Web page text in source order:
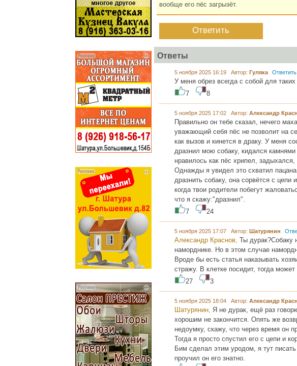
вообще его пёс загрызёт.
Ответить
Ответы
5 ноября 2025 16:19 Автор: Гуляка Ответить
У меня обрез всегда с собой для
7
8
5 ноября 2025 17:02 Автор: Александр
Правильно он тебе сказал, нечего
уважающий себя пёс не позволит на
как вызов и кинется в драку. У меня
дразнил мою собаку, кидался
нравилось как пёс хрипел,
Однажды я увидел это схватил
дразнить собаку, она сорвётся с цепи
когда твои родители побегут
что я скажу:"дразнил".
7
24
5 ноября 2025 17:07 Автор: Шатурянин
Александр Краснов, Ты дурак?Собаку
наморднике. Но в этом случае
Вроде бы есть статья наказывать
стражу. В клетке посидит, тогда может
27
3
5 ноября 2025 18:04 Автор: Александр
Шатурянин, Я не дурак, ещё раз
хорошим не закончится. Опять же
недоумку, скажу, что через время он
Тогда я просто спустил его с цепи и
Бим сделал этим уродом, я тут писать
проучил он его знатно.